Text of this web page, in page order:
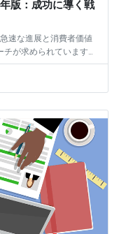
版：成功に導く戦
速な進展と消費者価値
が求められています。
ためには、単なる商品や